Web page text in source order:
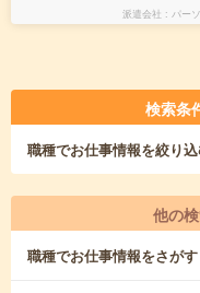
派遣会社 パー
検索条
職種でお仕事情報を絞り
他の
職種でお仕事情報をさがす